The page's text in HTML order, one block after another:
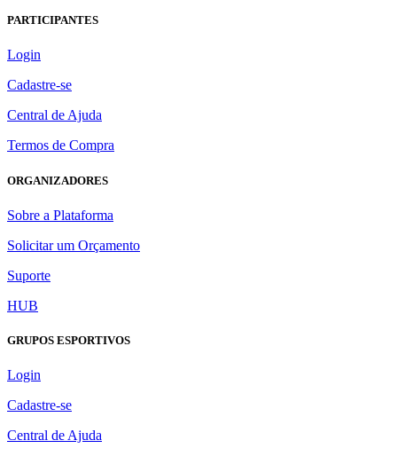
PARTICIPANTES
Login
Cadastre-se
Central de Ajuda
Termos de Compra
ORGANIZADORES
Sobre a Plataforma
Solicitar um Orçamento
Suporte
HUB
GRUPOS ESPORTIVOS
Login
Cadastre-se
Central de Ajuda